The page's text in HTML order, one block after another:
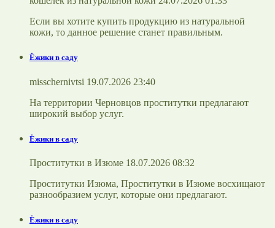
Если вы хотите купить продукцию из натуральной
кожи, то данное решение станет правильным.
Ёжики в саду
misschernivtsi 19.07.2026 23:40
На территории Черновцов проститутки предлагают
широкий выбор услуг.
Ёжики в саду
Проститутки в Изюме 18.07.2026 08:32
Проститутки Изюма, Проститутки в Изюме восхищают
разнообразием услуг, которые они предлагают.
Ёжики в саду